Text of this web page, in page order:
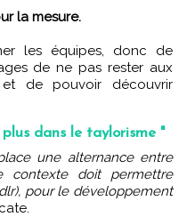
la mesure.
les équipes, donc de
de ne pas rester aux
de pouvoir découvrir
dans le taylorisme "
contexte doit permettre
pour le développement